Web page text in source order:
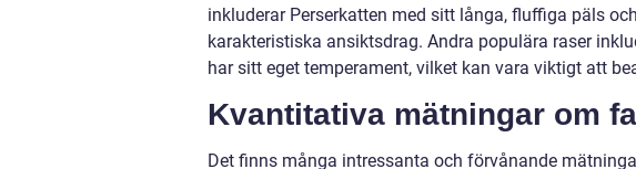
inkluderar Perserkatten med sitt långa, fluffiga päls
karakteristiska ansiktsdrag. Andra populära raser
har sitt eget temperament, vilket kan vara viktigt att
Kvantitativa mätningar om
Det finns många intressanta och förvånande